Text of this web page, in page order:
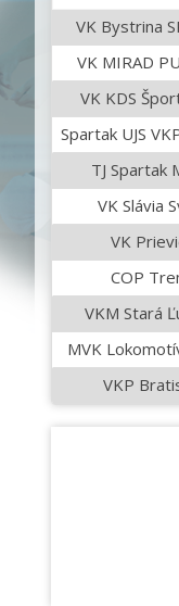
VK Bystrina
VK MIRAD
VK KDS
Spartak UJS
TJ Spartak
VK Slávia
VK
COP
VKM Stará
MVK
VKP